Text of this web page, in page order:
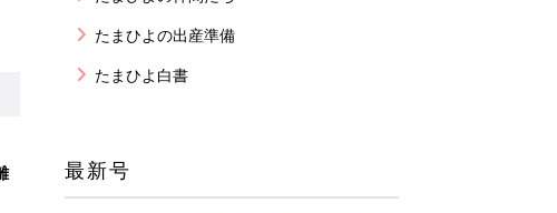
たまひよの出産準備
たまひよ白書
最新号